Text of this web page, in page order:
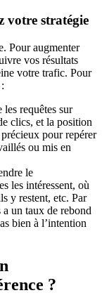
votre stratégie
Pour augmenter
vos résultats
votre trafic. Pour
requêtes sur
clics, et la position
pour repérer
ou mis en
le
les intéressent, où
y restent, etc. Par
un taux de rebond
bien à l’intention
?